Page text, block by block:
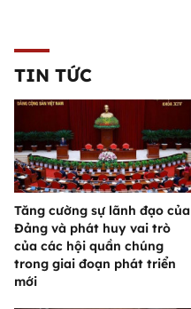
TIN TỨC
Tăng cường sự lãnh đạo của
Đảng và phát huy vai trò
của các hội quần chúng
trong giai đoạn phát triển
mới